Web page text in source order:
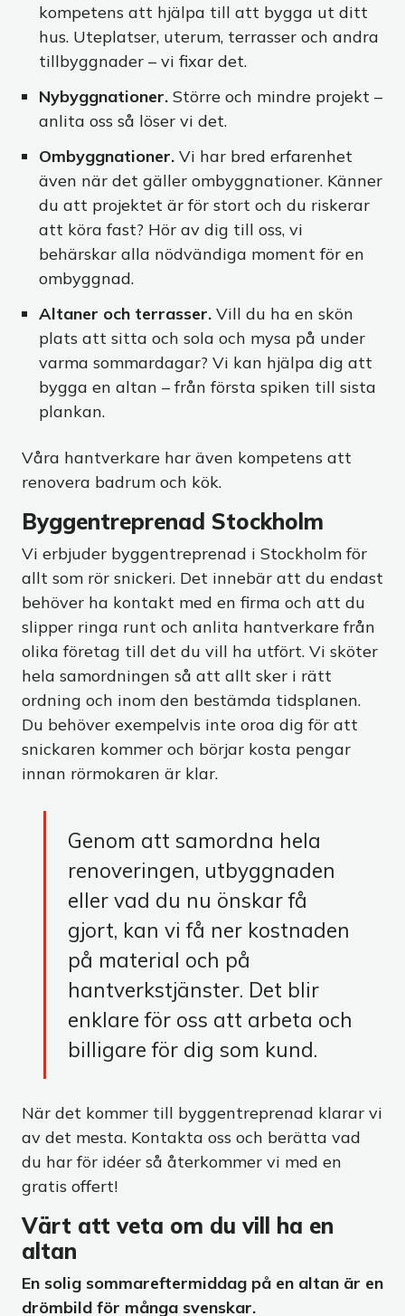
kompetens att hjälpa till att bygga ut ditt
hus. Uteplatser, uterum, terrasser och andra
tillbyggnader – vi fixar det.
Nybyggnationer. Större och mindre projekt –
anlita oss så löser vi det.
Ombyggnationer. Vi har bred erfarenhet
även när det gäller ombyggnationer. Känner
du att projektet är för stort och du riskerar
att köra fast? Hör av dig till oss, vi
behärskar alla nödvändiga moment för en
ombyggnad.
Altaner och terrasser. Vill du ha en skön
plats att sitta och sola och mysa på under
varma sommardagar? Vi kan hjälpa dig att
bygga en altan – från första spiken till sista
plankan.
Våra hantverkare har även kompetens att
renovera badrum och kök.
Byggentreprenad Stockholm
Vi erbjuder byggentreprenad i Stockholm för
allt som rör snickeri. Det innebär att du endast
behöver ha kontakt med en firma och att du
slipper ringa runt och anlita hantverkare från
olika företag till det du vill ha utfört. Vi sköter
hela samordningen så att allt sker i rätt
ordning och inom den bestämda tidsplanen.
Du behöver exempelvis inte oroa dig för att
snickaren kommer och börjar kosta pengar
innan rörmokaren är klar.
Genom att samordna hela
renoveringen, utbyggnaden
eller vad du nu önskar få
gjort, kan vi få ner kostnaden
på material och på
hantverkstjänster. Det blir
enklare för oss att arbeta och
billigare för dig som kund.
När det kommer till byggentreprenad klarar vi
av det mesta. Kontakta oss och berätta vad
du har för idéer så återkommer vi med en
gratis offert!
Värt att veta om du vill ha en
altan
En solig sommareftermiddag på en altan är en
drömbild för många svenskar.